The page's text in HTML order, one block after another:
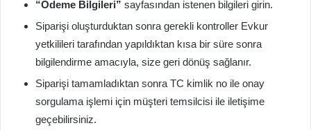
“Ödeme Bilgileri” sayfasından istenen bilgileri girin.
Siparişi oluşturduktan sonra gerekli kontroller Evkur
yetkilileri tarafından yapıldıktan kısa bir süre sonra
bilgilendirme amacıyla, size geri dönüş sağlanır.
Siparişi tamamladıktan sonra TC kimlik no ile onay
sorgulama işlemi için müşteri temsilcisi ile iletişime
geçebilirsiniz.